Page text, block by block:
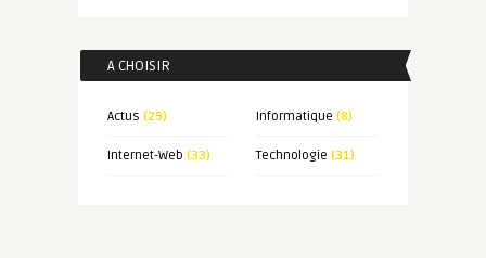
A CHOISIR
Actus (29) Informatique (8)
Internet-Web (33) Technologie (31)